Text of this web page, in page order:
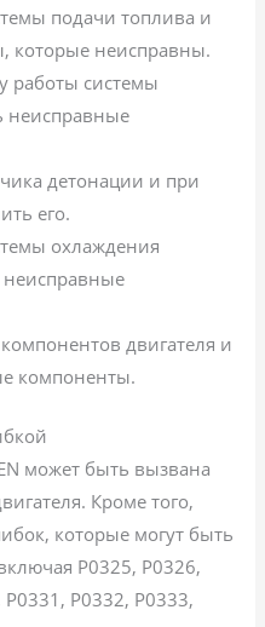
подачи топлива и
которые неисправны.
работы системы
неисправные
детонации и при
его.
охлаждения
неисправные
двигателя и
компоненты.
может быть вызвана
Кроме того,
которые могут быть
P0325, P0326,
P0332, P0333,